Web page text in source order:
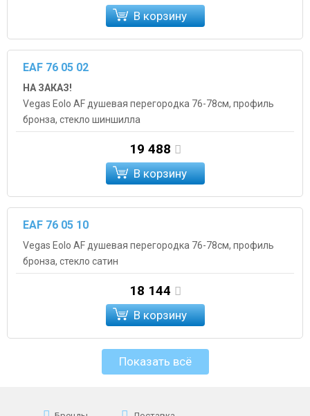
В корзину
EAF 76 05 02
НА ЗАКАЗ!
Vegas Eolo AF душевая перегородка 76-78см, профиль
бронза, стекло шиншилла
19 488
В корзину
EAF 76 05 10
Vegas Eolo AF душевая перегородка 76-78см, профиль
бронза, стекло сатин
18 144
В корзину
Показать всё